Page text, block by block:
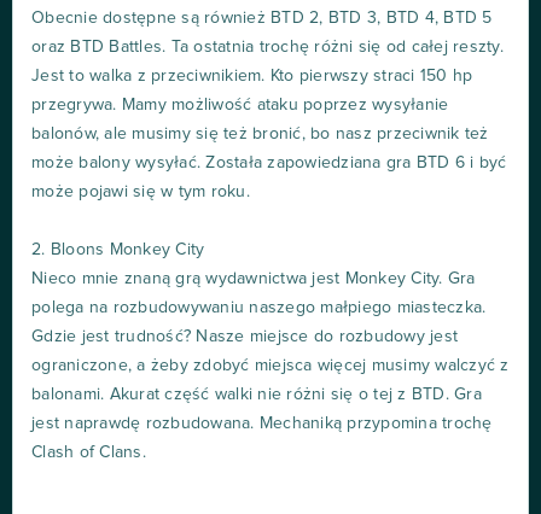
Obecnie dostępne są również BTD 2, BTD 3, BTD 4, BTD 5
oraz BTD Battles. Ta ostatnia trochę różni się od całej reszty.
Jest to walka z przeciwnikiem. Kto pierwszy straci 150 hp
przegrywa. Mamy możliwość ataku poprzez wysyłanie
balonów, ale musimy się też bronić, bo nasz przeciwnik też
może balony wysyłać. Została zapowiedziana gra BTD 6 i być
może pojawi się w tym roku.
2. Bloons Monkey City
Nieco mnie znaną grą wydawnictwa jest Monkey City. Gra
polega na rozbudowywaniu naszego małpiego miasteczka.
Gdzie jest trudność? Nasze miejsce do rozbudowy jest
ograniczone, a żeby zdobyć miejsca więcej musimy walczyć z
balonami. Akurat część walki nie różni się o tej z BTD. Gra
jest naprawdę rozbudowana. Mechaniką przypomina trochę
Clash of Clans.